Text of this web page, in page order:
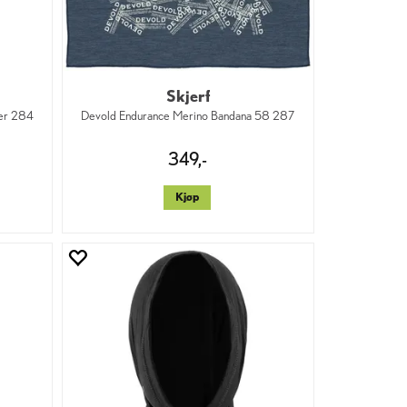
284
Skjerf
Devold Endurance Merino Bandana 58 287
349,-
Kjøp